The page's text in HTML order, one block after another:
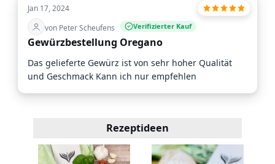
Jan 17, 2024
von Peter Scheufens
Verifizierter Kauf
Gewürzbestellung Oregano
Das gelieferte Gewürz ist von sehr hoher Qualität
und Geschmack Kann ich nur empfehlen
Rezeptideen